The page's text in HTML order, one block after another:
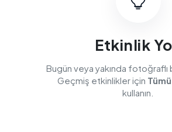
Etkinlik
Bugün veya yakında fotoğraflı
Geçmiş etkinlikler için Tümü
kullanın.